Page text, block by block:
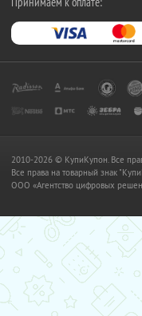
2010-2026 © КупиКупон. Все
Все права на товарный знак
OOO «Агентство цифровых